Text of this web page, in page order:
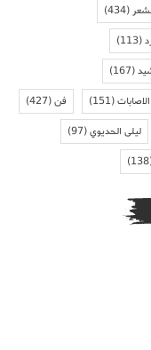
(434)
(113)
(167)
(151) فن(427)
ليلى الحديوي(97)